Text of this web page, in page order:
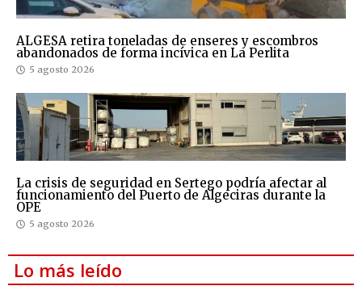
ALGESA retira toneladas de enseres y escombros
abandonados de forma incívica en La Perlita
5 agosto 2026
La crisis de seguridad en Sertego podría afectar al
funcionamiento del Puerto de Algeciras durante la
OPE
5 agosto 2026
Lo más leído